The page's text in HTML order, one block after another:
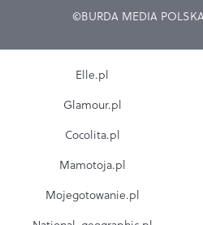
©BURDA MEDIA
Elle.pl
Glamour.pl
Cocolita.pl
Mamotoja.pl
Mojegotowanie.pl